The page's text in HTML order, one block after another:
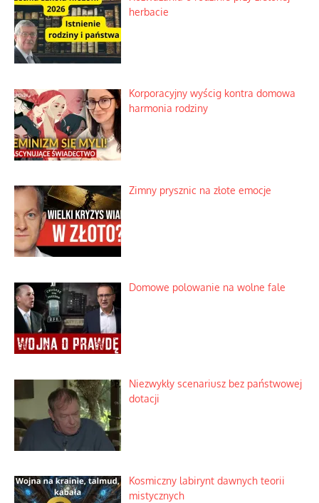
herbacie
Korporacyjny wyścig kontra domowa
harmonia rodziny
Zimny prysznic na złote emocje
Domowe polowanie na wolne fale
Niezwykły scenariusz bez państwowej
dotacji
Kosmiczny labirynt dawnych teorii
mistycznych